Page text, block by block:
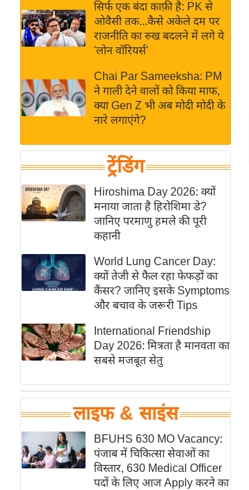
Hindi
क्रिकेट
IPL
ई-पेपर
मिसाल बेमिसाल
यंग इंडिया
साहित्य जगत
ऑटो वर्ल्ड
न्यूज ब्रीफ
बॉलीवुड
हॉलीवुड
फिल्म समीक्षा
Breaking
News
टेक्नॉलॉजी
ब्यूटी/फैशन
घरेलू नुस्खे
पर्यटन स्थल
फिटनेस मंत्रा
सिर्फ एक बंदा काफ़ी है: PK से
ओवैसी तक...कैसे अकेले दम पर
राजनीति का रुख बदलने में लगे ये
'लोन वॉरियर्स'
Chai Par Sameeksha: PM
ने गाली देने वालों को किया माफ,
क्या Gen Z भी अब मोदी मोदी के
नारे लगाएंगे?
ट्रेंडिंग
Hiroshima Day 2026: क्यों
मनाया जाता है हिरोशिमा डे?
जानिए परमाणु हमले की पूरी
कहानी
World Lung Cancer Day:
क्यों तेजी से फैल रहा फेफड़ों का
कैंसर? जानिए इसके Symptoms
और बचाव के जरूरी Tips
International Friendship
Day 2026: मित्रता है मानवता का
सबसे मजबूत सेतु
लाइफ & साइंस
BFUHS 630 MO Vacancy:
पंजाब में चिकित्सा सेवाओं का
विस्तार, 630 Medical Officer
पदों के लिए आज Apply करने का